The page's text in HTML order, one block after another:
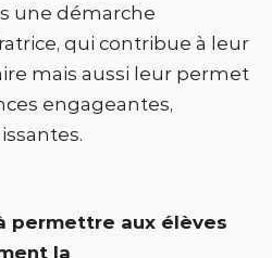
une démarche
qui contribue à leur
mais aussi leur permet
engageantes,
permettre aux élèves
la